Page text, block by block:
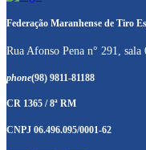
Federação Maranhense de Tiro
Rua Afonso Pena n° 291,
phone(98) 9811-81188
CR 1365 / 8ª RM
CNPJ 06.496.095/0001-62